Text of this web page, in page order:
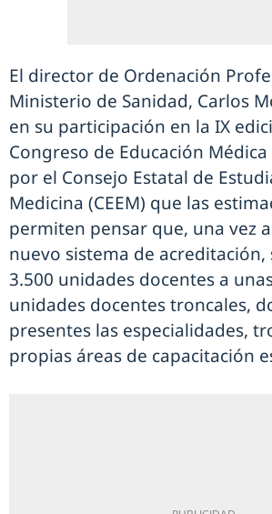
El director de Ordenación
Ministerio de Sanidad, Carlos
en su participación en la IX
Congreso de Educación
por el Consejo Estatal de
Medicina (CEEM) que las
permiten pensar que, una vez
nuevo sistema de acreditación,
3.500 unidades docentes a
unidades docentes troncales,
presentes las especialidades,
propias áreas de capacitación